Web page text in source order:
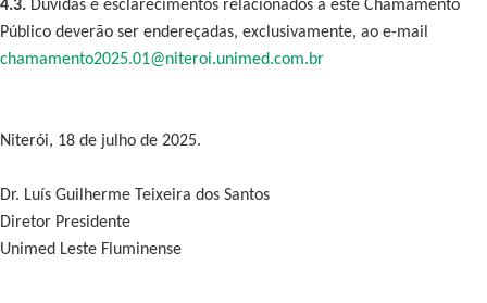
4.3. Dúvidas e esclarecimentos relacionados a este Chamamento
Público deverão ser endereçadas, exclusivamente, ao e-mail
chamamento2025.01@niteroi.unimed.com.br
Niterói, 18 de julho de 2025.
Dr. Luís Guilherme Teixeira dos Santos
Diretor Presidente
Unimed Leste Fluminense